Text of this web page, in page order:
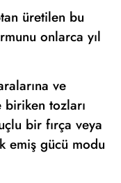
üretilen bu
onlarca yıl
ve
tozları
bir fırça veya
emiş gücü modu